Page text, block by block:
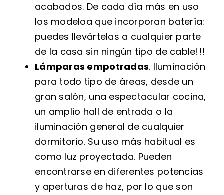
acabados. De cada día más en uso
los modeloa que incorporan batería:
puedes llevártelas a cualquier parte
de la casa sin ningún tipo de cable!!!
Lámparas empotradas. Iluminación
para todo tipo de áreas, desde un
gran salón, una espectacular cocina,
un amplio hall de entrada o la
iluminación general de cualquier
dormitorio. Su uso más habitual es
como luz proyectada. Pueden
encontrarse en diferentes potencias
y aperturas de haz, por lo que son